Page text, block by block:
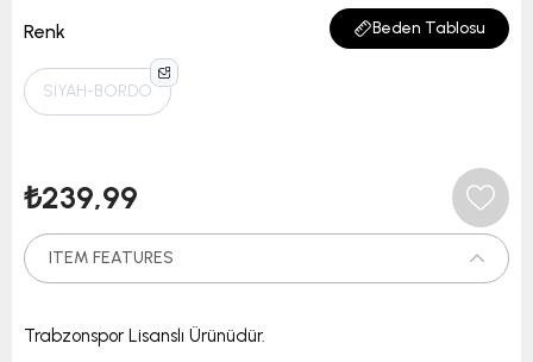
Renk Beden Tablosu
SİYAH-BORDO
₺239,99
ITEM FEATURES
Trabzonspor Lisanslı Ürünüdür.